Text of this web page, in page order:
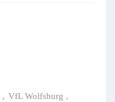
, VfL Wolfsburg ,